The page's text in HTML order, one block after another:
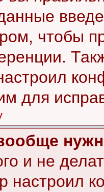
чтобы
для
и не
настроил